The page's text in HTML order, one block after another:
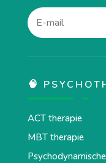
🧠
ACT therapie
MBT therapie